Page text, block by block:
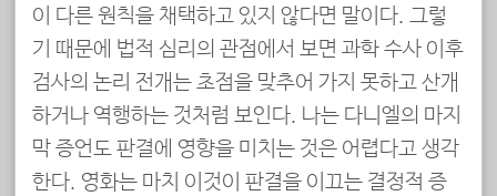
이 다른 원칙을 채택하고 있지 않다면 말이다. 그렇
기 때문에 법적 심리의 관점에서 보면 과학 수사 이후
검사의 논리 전개는 초점을 맞추어 가지 못하고 산개
하거나 역행하는 것처럼 보인다. 나는 다니엘의 마지
막 증언도 판결에 영향을 미치는 것은 어렵다고 생각
한다. 영화는 마치 이것이 판결을 이끄는 결정적 증